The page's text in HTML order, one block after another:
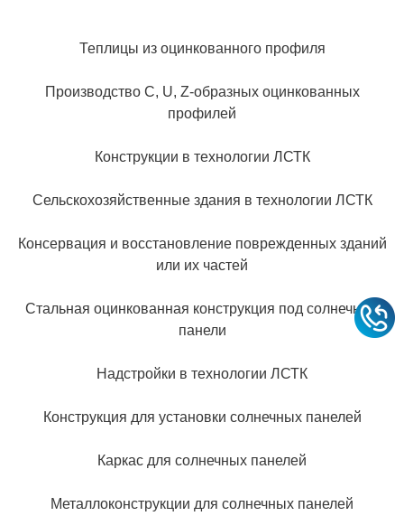
Теплицы из оцинкованного профиля
Производство С, U, Z-образных оцинкованных
профилей
Конструкции в технологии ЛСТК
Сельскохозяйственные здания в технологии ЛСТК
Консервация и восстановление поврежденных зданий
или их частей
Стальная оцинкованная конструкция под солнечные
панели
Надстройки в технологии ЛСТК
Конструкция для установки солнечных панелей
Каркас для солнечных панелей
Металлоконструкции для солнечных панелей